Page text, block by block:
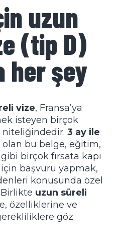
uzun
(tip D)
her şey
vize, Fransa’ya
isteyen birçok
niteliğindedir. 3 ay ile
olan bu belge, eğitim,
birçok fırsata kapı
başvuru yapmak,
konusunda özel
uzun süreli
özelliklerine ve
göz